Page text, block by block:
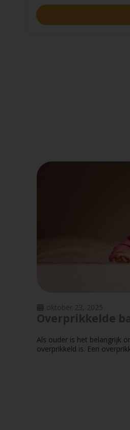
Overprikkelde
oktober 23, 2025
Als ouder is het belangrijk
overprikkeld is. Een